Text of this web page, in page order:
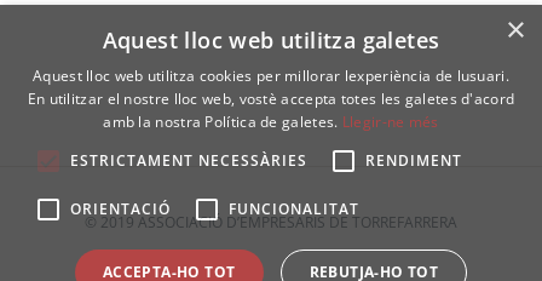
© 2019 ASSOCIACIÓ D’EMPRESARIS DE TORREFARRERA
×
Aquest lloc web utilitza galetes
Aquest lloc web utilitza cookies per millorar lexperiència de lusuari.
En utilitzar el nostre lloc web, vostè accepta totes les galetes d'acord
amb la nostra Política de galetes. Llegir-ne més
ESTRICTAMENT NECESSÀRIES
RENDIMENT
ORIENTACIÓ FUNCIONALITAT
ACCEPTA-HO TOT REBUTJA-HO TOT